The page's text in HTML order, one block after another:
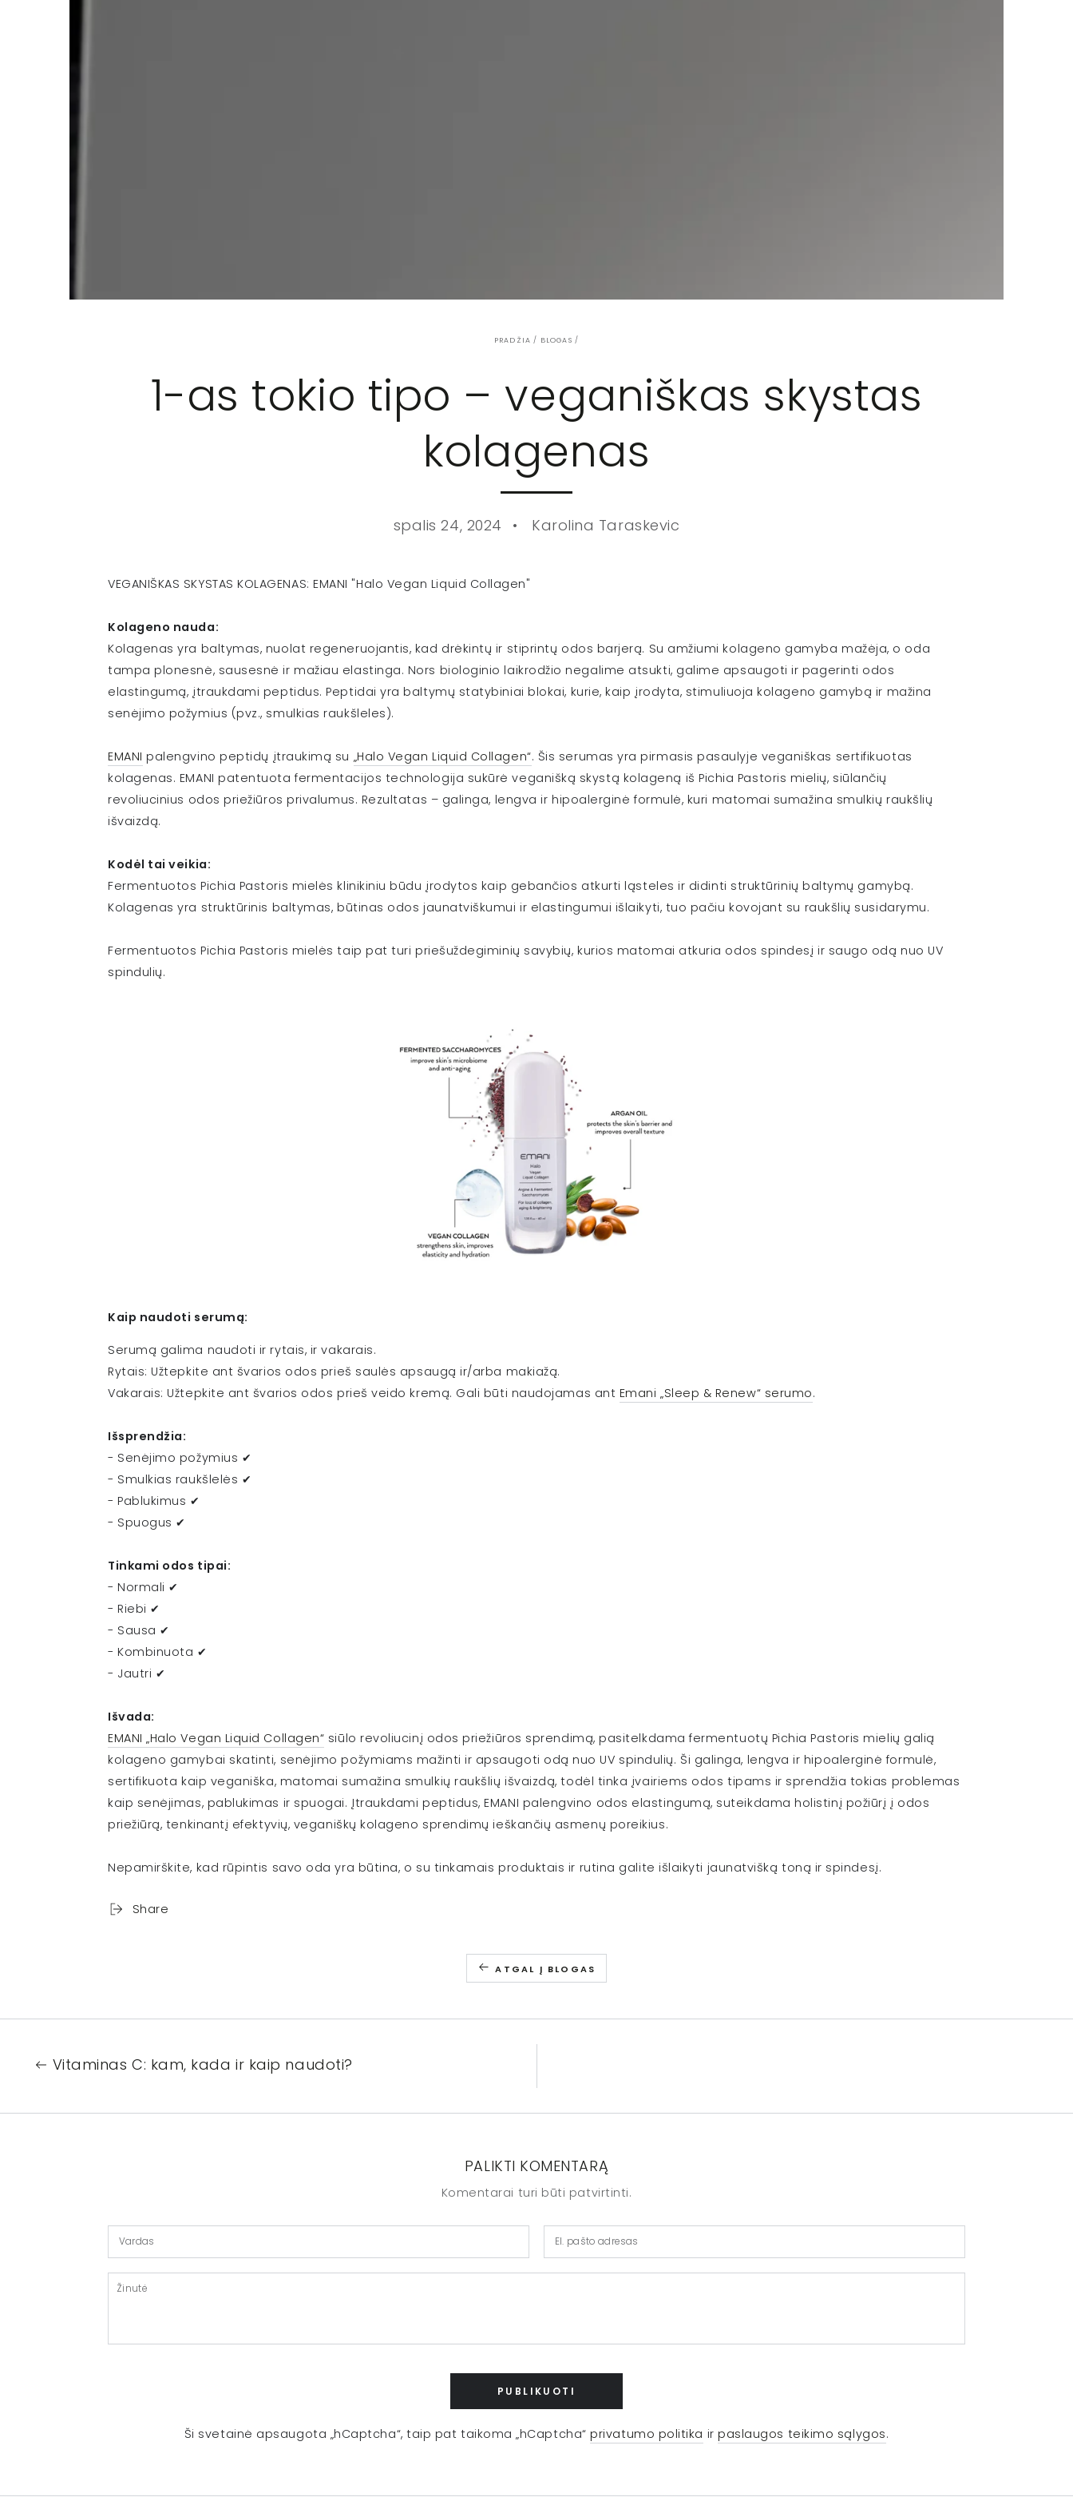
PRADŽIA / BLOGAS /
1-as tokio tipo – veganiškas skystas
kolagenas
spalis 24, 2024 Karolina Taraskevic
VEGANIŠKAS SKYSTAS KOLAGENAS: EMANI "Halo Vegan Liquid Collagen"
Kolageno nauda:
Kolagenas yra baltymas, nuolat regeneruojantis, kad drėkintų ir stiprintų odos barjerą. Su amžiumi kolageno gamyba mažėja, o oda
tampa plonesnė, sausesnė ir mažiau elastinga. Nors biologinio laikrodžio negalime atsukti, galime apsaugoti ir pagerinti odos
elastingumą, įtraukdami peptidus. Peptidai yra baltymų statybiniai blokai, kurie, kaip įrodyta, stimuliuoja kolageno gamybą ir mažina
senėjimo požymius (pvz., smulkias raukšleles).
EMANI palengvino peptidų įtraukimą su „Halo Vegan Liquid Collagen“. Šis serumas yra pirmasis pasaulyje veganiškas sertifikuotas
kolagenas. EMANI patentuota fermentacijos technologija sukūrė veganišką skystą kolageną iš Pichia Pastoris mielių, siūlančių
revoliucinius odos priežiūros privalumus. Rezultatas – galinga, lengva ir hipoalerginė formulė, kuri matomai sumažina smulkių raukšlių
išvaizdą.
Kodėl tai veikia:
Fermentuotos Pichia Pastoris mielės klinikiniu būdu įrodytos kaip gebančios atkurti ląsteles ir didinti struktūrinių baltymų gamybą.
Kolagenas yra struktūrinis baltymas, būtinas odos jaunatviškumui ir elastingumui išlaikyti, tuo pačiu kovojant su raukšlių susidarymu.
Fermentuotos Pichia Pastoris mielės taip pat turi priešuždegiminių savybių, kurios matomai atkuria odos spindesį ir saugo odą nuo UV
spindulių.
Kaip naudoti serumą:
Serumą galima naudoti ir rytais, ir vakarais.
Rytais: Užtepkite ant švarios odos prieš saulės apsaugą ir/arba makiažą.
Vakarais: Užtepkite ant švarios odos prieš veido kremą. Gali būti naudojamas ant Emani „Sleep & Renew“ serumo.
Išsprendžia:
- Senėjimo požymius ✔
- Smulkias raukšlelės ✔
- Pablukimus ✔
- Spuogus ✔
Tinkami odos tipai:
- Normali ✔
- Riebi ✔
- Sausa ✔
- Kombinuota ✔
- Jautri ✔
Išvada:
EMANI „Halo Vegan Liquid Collagen“ siūlo revoliucinį odos priežiūros sprendimą, pasitelkdama fermentuotų Pichia Pastoris mielių galią
kolageno gamybai skatinti, senėjimo požymiams mažinti ir apsaugoti odą nuo UV spindulių. Ši galinga, lengva ir hipoalerginė formulė,
sertifikuota kaip veganiška, matomai sumažina smulkių raukšlių išvaizdą, todėl tinka įvairiems odos tipams ir sprendžia tokias problemas
kaip senėjimas, pablukimas ir spuogai. Įtraukdami peptidus, EMANI palengvino odos elastingumą, suteikdama holistinį požiūrį į odos
priežiūrą, tenkinantį efektyvių, veganiškų kolageno sprendimų ieškančių asmenų poreikius.
Nepamirškite, kad rūpintis savo oda yra būtina, o su tinkamais produktais ir rutina galite išlaikyti jaunatvišką toną ir spindesį.
Share
ATGAL Į BLOGAS
Vitaminas C: kam, kada ir kaip naudoti?
PALIKTI KOMENTARĄ
Komentarai turi būti patvirtinti.
Vardas
pašto
adresas
Žinutė
PUBLIKUOTI
Ši svetainė apsaugota „hCaptcha“, taip pat taikoma „hCaptcha“ privatumo politika ir paslaugos teikimo sąlygos.